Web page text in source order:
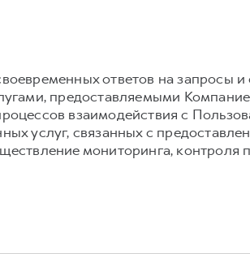
ответов на запросы
предоставляемыми
взаимодействия с
услуг, связанных с
мониторинга, контроля